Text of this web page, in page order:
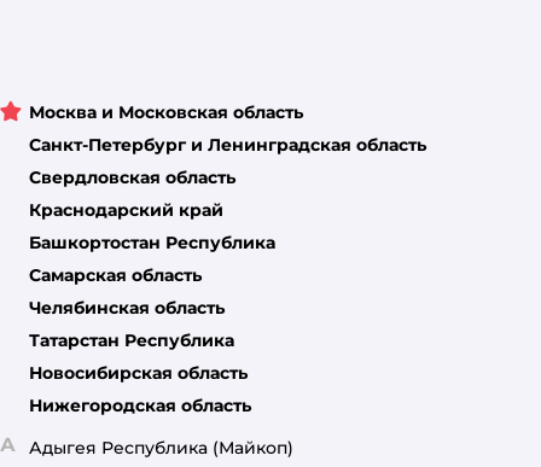
Москва и Московская область
Санкт-Петербург и Ленинградская область
Свердловская область
Краснодарский край
Башкортостан Республика
Самарская область
Челябинская область
Татарстан Республика
Новосибирская область
Нижегородская область
А Адыгея Республика (Майкоп)